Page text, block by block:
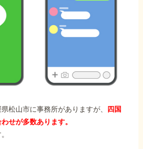
松山市に事務所がありますが、
四国
せが多数あります。